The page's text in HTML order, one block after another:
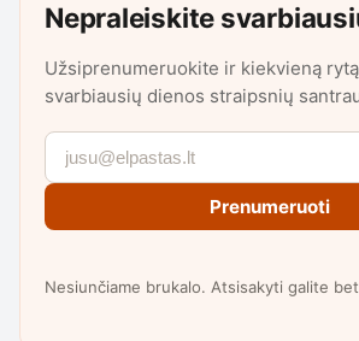
Nepraleiskite
Užsiprenumeruokite ir kiekvieną
svarbiausių dienos straipsnių
Prenumeruoti
Nesiunčiame brukalo. Atsisakyti galite